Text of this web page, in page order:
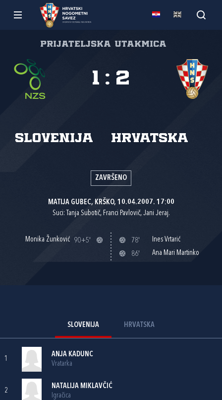
Prijateljska utakmica
Slovenija Hrvatska
1 : 2
ZAVRŠENO
MATIJA GUBEC, KRŠKO, 10.04.2007. 17:00
Suci: Tanja Subotič, Franci Pavlovič, Jani Jeraj.
Monika Žunković 90+5' 78'
Ines Vrtarić
86'
Ana Mari Martinko
SLOVENIJA HRVATSKA
1
ANJA KADUNC
Vratarka
2
NATALIJA MIKLAVČIĆ
Igračica